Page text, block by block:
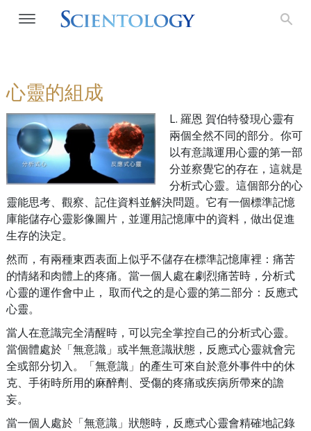
心靈的組成
L. 羅恩 賀伯特發現心靈有
兩個全然不同的部分。你可
以有意識運用心靈的第一部
分並察覺它的存在，這就是
分析式心靈。 這個部分的心
靈能思考、觀察、記住資料並解決問題。它有一個標準記憶
庫能儲存心靈影像圖片，並運用記憶庫中的資料，做出促進
生存的決定。
然而，有兩種東西表面上似乎不儲存在標準記憶庫裡：痛苦
的情緒和肉體上的疼痛。當一個人處在劇烈痛苦時，分析式
心靈的運作會中止， 取而代之的是心靈的第二部分：反應式
心靈。
當人在意識完全清醒時，可以完全掌控自己的分析式心靈。
當個體處於「無意識」或半無意識狀態，反應式心靈就會完
全或部分切入。「無意識」的產生可來自於意外事件中的休
克、手術時所用的麻醉劑、受傷的疼痛或疾病所帶來的譫
妄。
當一個人處於「無意識」狀態時，反應式心靈會精確地記錄